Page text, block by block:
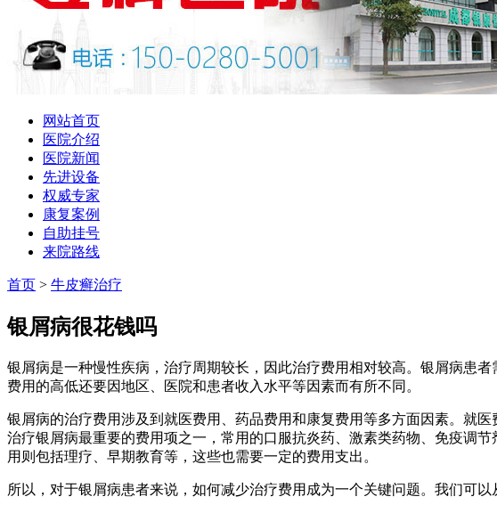
网站首页
医院介绍
医院新闻
先进设备
权威专家
康复案例
自助挂号
来院路线
首页 > 牛皮癣治疗
银屑病很花钱吗
银屑病是一种慢性疾病，治疗周期较长，因此治疗费用相对较高。银屑病患
费用的高低还要因地区、医院和患者收入水平等因素而有所不同。
银屑病的治疗费用涉及到就医费用、药品费用和康复费用等多方面因素。就
治疗银屑病最重要的费用项之一，常用的口服抗炎药、激素类药物、免疫调
用则包括理疗、早期教育等，这些也需要一定的费用支出。
所以，对于银屑病患者来说，如何减少治疗费用成为一个关键问题。我们可以